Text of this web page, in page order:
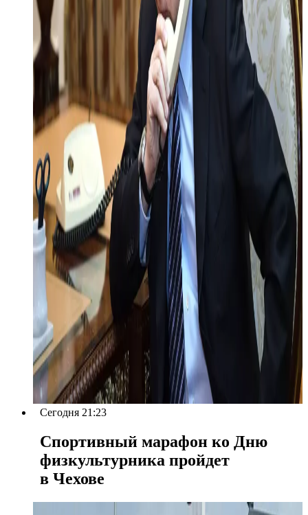
Сегодня 21:23
Спортивный марафон ко Дню
физкультурника пройдет
в Чехове